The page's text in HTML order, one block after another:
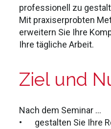
professionell zu
Mit praxiserprobten
erweitern Sie Ihre
Ihre tägliche Arbeit.
Ziel und
Nach dem Seminar …
•
gestalten Sie Ihre